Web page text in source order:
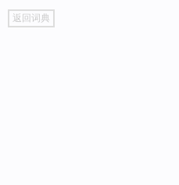
go
top
返回词典